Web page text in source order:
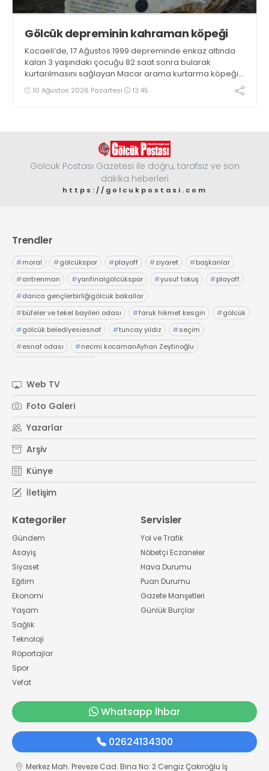
Gölcük depreminin kahraman köpeği
Kocaeli’de, 17 Ağustos 1999 depreminde enkaz altında
kalan 3 yaşındaki çocuğu 82 saat sonra bularak
kurtarılmasını sağlayan Macar arama kurtarma köpeği
Mancs’ın İzmit’teki anıtı, Türk-Macar dostluğunun
nişanesi olarak varlığını sürdürüyor
10 Ağustos 2026 Pazartesi 13:45
Gölcük Postası Gazetesi ile doğru, tarafsız ve son
dakika heberleri
https://golcukpostasi.com
Trendler
#moral #gölcükspor #playoff #ziyaret #başkanlar
#antrenman #yarıfinalgölcükspor #yusuf tokuş #playoff
#darıca gençlerbirliğigölcük bakallar
#büfeler ve tekel bayileri odası #faruk hikmet kesgin #gölcük
#gölcük belediyesiesnaf #tuncay yıldız #seçim
#esnaf odası #necmi kocamanAyhan Zeytinoğlu
Web TV
Foto Galeri
Yazarlar
Arşiv
Künye
İletişim
Kategoriler
Gündem
Asayiş
Siyaset
Eğitim
Ekonomi
Yaşam
Sağlık
Teknoloji
Röportajlar
Spor
Vefat
Servisler
Yol ve Trafik
Nöbetçi Eczaneler
Hava Durumu
Puan Durumu
Gazete Manşetleri
Günlük Burçlar
Whatsapp İhbar
02624134300
Merkez Mah. Preveze Cad. Bina No: 2 Cengiz Çakıroğlu İş